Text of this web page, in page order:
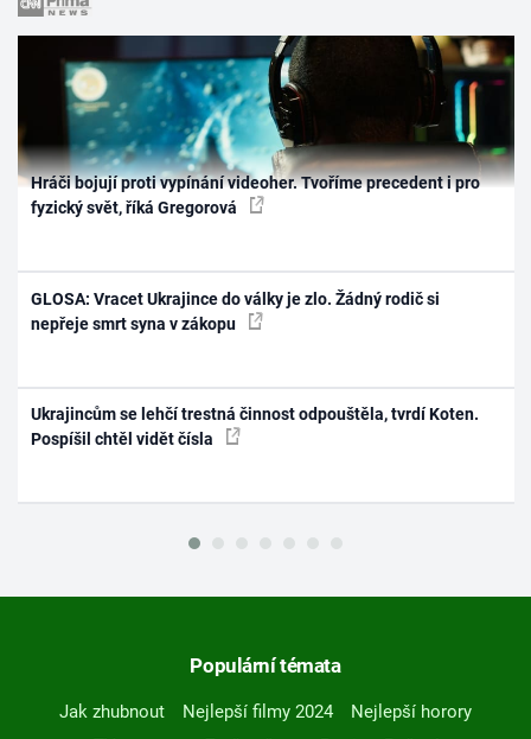
Hráči bojují proti vypínání videoher. Tvoříme precedent i pro
fyzický svět, říká Gregorová
GLOSA: Vracet Ukrajince do války je zlo. Žádný rodič si
nepřeje smrt syna v zákopu
Ukrajincům se lehčí trestná činnost odpouštěla, tvrdí Koten.
Pospíšil chtěl vidět čísla
Populární témata
Jak zhubnout Nejlepší filmy 2024
Nejlepší horory